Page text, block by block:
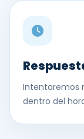
Intentaremos
dentro del